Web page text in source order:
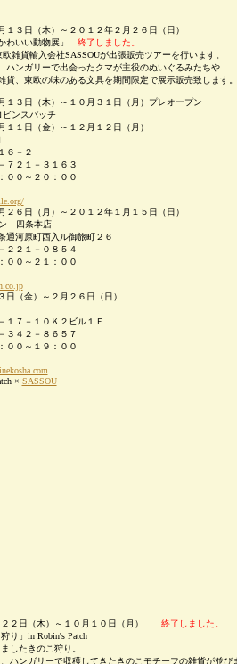
１３日（木）～２０１２年２月２６日（日）
わいい動物展」
終了しました。
欧雑貨輸入会社SASSOUが出張販売ツアーを行います。
ハンガリーで出会ったクマが主役のぬいぐるみたちや
貨、東欧の味のある文具を期間限定で展示販売致します。
１３日（木）～１０月３１日（月）
プレオープン
ンスパッチ
１１日（金）～１２月１２日（月）
６－２
７２１－３１６３
００～２０：００
２６日（月）～２０１２年１月１５日（日）
四条本店
通河原町西入ル御旅町２６
２２１－０８５４
００～２１：００
日（金）～２月２６日（日）
１７－１０Ｋ２ビル１Ｆ
３４２－８６５７
００～１９：００
× SASSOU
２２日（木）～１０月１０日（月） 終了しました。
り」in Robin's Patch
したきのこ狩り。
、ハンガリーで収穫してきたきのこモチーフの雑貨が並